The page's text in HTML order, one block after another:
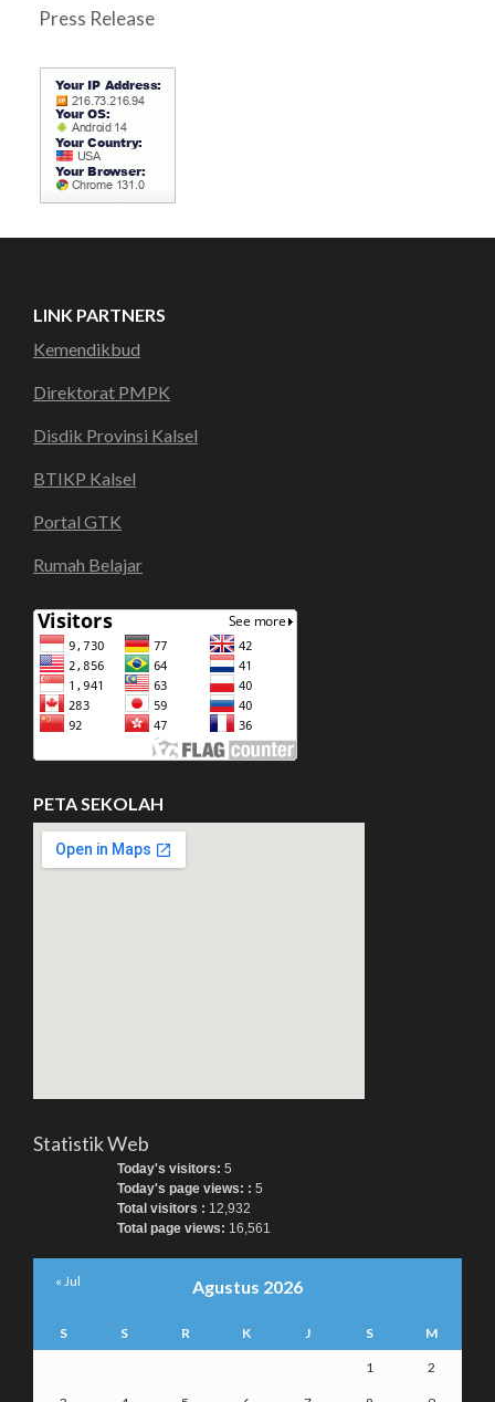
Press Release
LINK PARTNERS
Kemendikbud
Direktorat PMPK
Disdik Provinsi Kalsel
BTIKP Kalsel
Portal GTK
Rumah Belajar
PETA SEKOLAH
Statistik Web
Today's visitors: 5
Today's page views: : 5
Total visitors : 12,932
Total page views: 16,561
Agustus 2026
S S R K J S M
1 2
« Jul